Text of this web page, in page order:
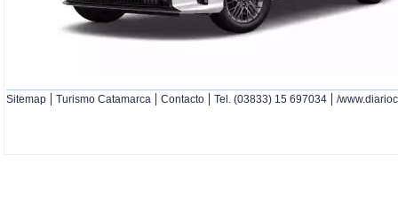
Sitemap | Turismo Catamarca | Contacto | Tel. (03833) 15 697034 | /